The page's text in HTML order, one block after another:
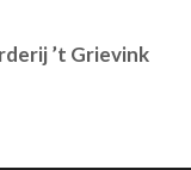
’t Grievink